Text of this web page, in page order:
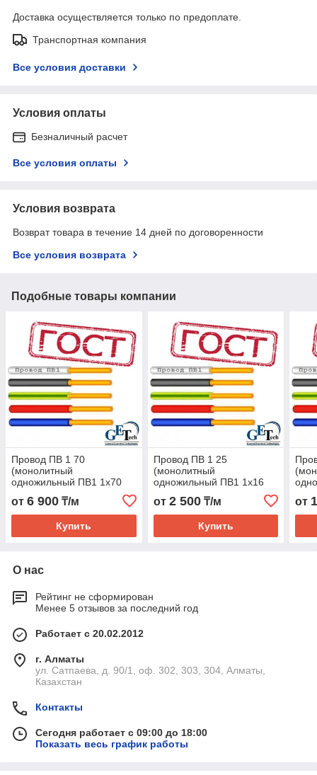
Доставка осуществляется только по предоплате.
Транспортная компания
Все условия доставки
Условия оплаты
Безналичный расчет
Все условия оплаты
Условия возврата
Возврат товара в течение 14 дней по договоренности
Все условия возврата
Подобные товары компании
Провод ПВ 1 70
(монолитный
одножильный ПВ1 1х70
цветной) ГОСТ
от 6 900 ₸/м
Купить
Провод ПВ 1 25
(монолитный
одножильный ПВ1 1х16
цветной) ГОСТ
от 2 500₸/м
Купить
от
О нас
Рейтинг не сформирован
Менее 5 отзывов за последний год
Работает с 20.02.2012
г. Алматы
ул. Сатпаева, д. 90/1, оф. 302, 303, 304, Алматы,
Казахстан
Контакты
Сегодня работает с 09:00 до 18:00
Показать весь график работы